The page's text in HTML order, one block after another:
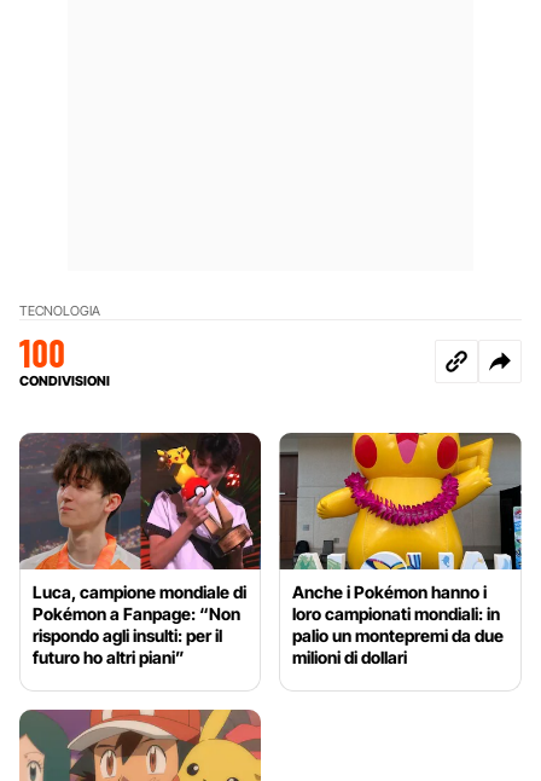
TECNOLOGIA
100
CONDIVISIONI
Luca, campione mondiale di
Pokémon a Fanpage: “Non
rispondo agli insulti: per il
futuro ho altri piani”
Anche i Pokémon hanno i
loro campionati mondiali: in
palio un montepremi da due
milioni di dollari